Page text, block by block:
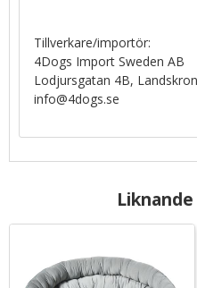
Tillverkare/importör:
4Dogs Import Sweden AB
Lodjursgatan 4B,
info@4dogs.se